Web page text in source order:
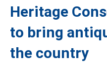
Heritage
to bring
the country